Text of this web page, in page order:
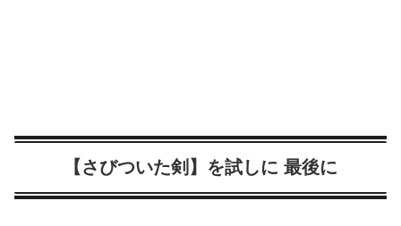
【さびついた剣】を試しに 最後に